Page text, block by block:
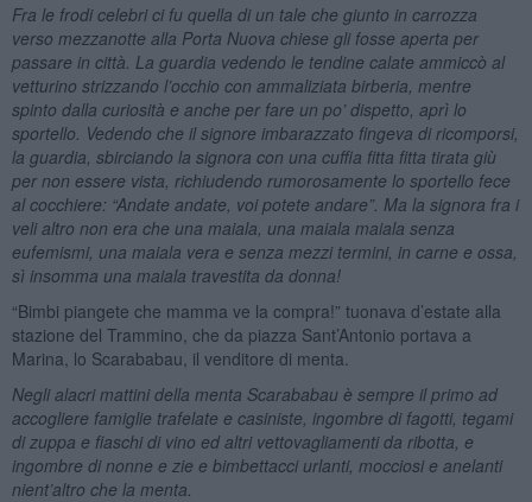
Fra le frodi celebri ci fu quella di un tale che giunto in carrozza
verso mezzanotte alla Porta Nuova chiese gli fosse aperta per
passare in città. La guardia vedendo le tendine calate ammiccò al
vetturino strizzando l’occhio con ammaliziata birberia, mentre
spinto dalla curiosità e anche per fare un po’ dispetto, aprì lo
sportello. Vedendo che il signore imbarazzato fingeva di ricomporsi,
la guardia, sbirciando la signora con una cuffia fitta fitta tirata giù
per non essere vista, richiudendo rumorosamente lo sportello fece
al cocchiere: “Andate andate, voi potete andare”. Ma la signora fra i
veli altro non era che una maiala, una maiala maiala senza
eufemismi, una maiala vera e senza mezzi termini, in carne e ossa,
sì insomma una maiala travestita da donna!
“Bimbi piangete che mamma ve la compra!” tuonava d’estate alla
stazione del Trammino, che da piazza Sant’Antonio portava a
Marina, lo Scarababau, il venditore di menta.
Negli alacri mattini della menta Scarababau è sempre il primo ad
accogliere famiglie trafelate e casiniste, ingombre di fagotti, tegami
di zuppa e fiaschi di vino ed altri vettovagliamenti da ribotta, e
ingombre di nonne e zie e bimbettacci urlanti, mocciosi e anelanti
nient’altro che la menta.